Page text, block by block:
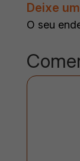
Deixe
O seu